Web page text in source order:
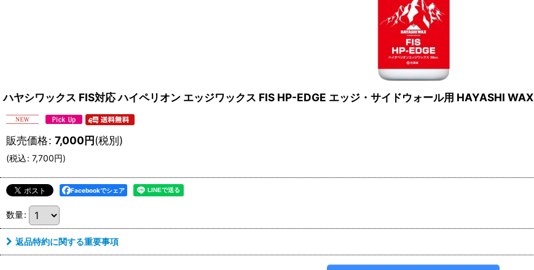
ハヤシワックス FIS対応 ハイペリオン エッジワックス FIS HP-EDGE エッジ・サイドウォール用 HAYASHI WAX
販売価格: 7,000円(税別)
(税込: 7,700円)
Facebookでシェア
数量:
返品特約に関する重要事項